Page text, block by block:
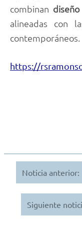
combinan diseño
alineadas con
contemporáneos.
https://
Navegación
entradas
Noticia anterior:
Siguiente